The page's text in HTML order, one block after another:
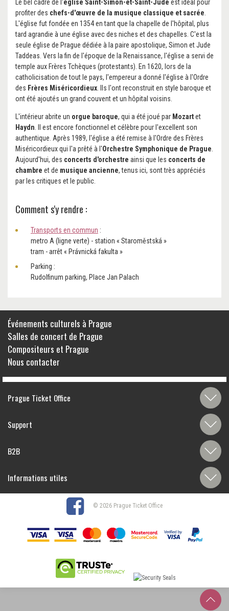
Le bel cadre de l'église Saint-Simon-et-Saint-Jude est idéal pour
profiter des chefs-d'œuvre de la musique classique et sacrée
L'église fut fondée en 1354 en tant que la chapelle de l'hôpital, plus
tard agrandie à une église avec des niches et des chapelles. C'est la
seule église de Prague dédiée à la paire apostolique, Simon et Jude
Taddeas. Vers la fin de l'époque de la Renaissance, l'église a servi de
temple aux Frères Tchèques (protestants). En 1620, lors de la
catholicisation de tout le pays, l'empereur a donné l'église à l'Ordre
des Frères Miséricordieux . Ils l'ont reconstruit en style baroque et
ont été ajoutés un grand couvent et un hôpital voisins.
L'intérieur abrite un orgue baroque, qui a été joué par Mozartet
Haydn . Il est encore fonctionnel et célèbre pour l'excellent son
authentique. Après 1989, l'église a été remise à l'Ordre des Frères
Miséricordieux qui l'a prêté à l'Orchestre Symphonique de Prague
Aujourd'hui, des concerts d'orchestre ainsi que les concerts de
chambre et de musique ancienne, tenus ici, sont très appréciés
par les critiques et le public.
Comment s'y rendre :
Transports en commun :
metro A (ligne verte) - station « Staroměstská »
tram - arrêt « Právnická fakulta »
Parking :
Rudolfinum parking, Place Jan Palach
Événements culturels à Prague
Salles de concert de Prague
Compositeurs et Prague
Nous contacter
Prague Ticket Office
Support
B2B
Informations utiles
© 2026 Prague Ticket Office